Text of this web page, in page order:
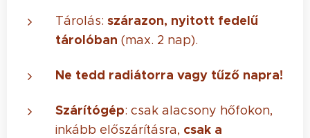
Tárolás: szárazon, nyitott fedelű
tárolóban (max. 2 nap).
Ne tedd radiátorra vagy tűző napra!
Szárítógép: csak alacsony hőfokon,
inkább előszárításra, csak a